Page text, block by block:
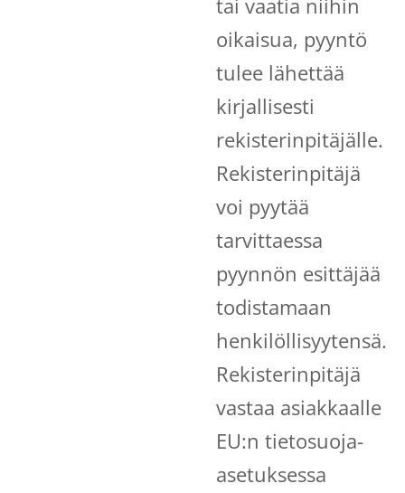
tai vaatia niihin
oikaisua, pyyntö
tulee lähettää
kirjallisesti
rekisterinpitäjälle.
Rekisterinpitäjä
voi pyytää
tarvittaessa
pyynnön esittäjää
todistamaan
henkilöllisyytensä.
Rekisterinpitäjä
vastaa asiakkaalle
EU:n tietosuoja-
asetuksessa